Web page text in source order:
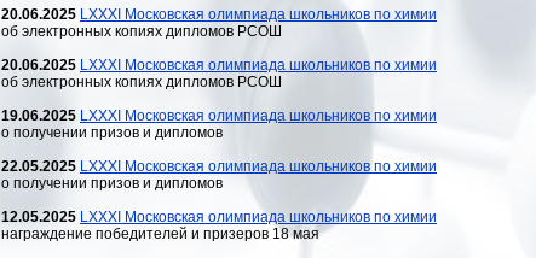
20.06.2025 LXXXI Московская олимпиада школьников по химии
об электронных копиях дипломов РСОШ
20.06.2025 LXXXI Московская олимпиада школьников по химии
об электронных копиях дипломов РСОШ
19.06.2025 LXXXI Московская олимпиада школьников по химии
о получении призов и дипломов
22.05.2025 LXXXI Московская олимпиада школьников по химии
о получении призов и дипломов
12.05.2025 LXXXI Московская олимпиада школьников по химии
награждение победителей и призеров 18 мая